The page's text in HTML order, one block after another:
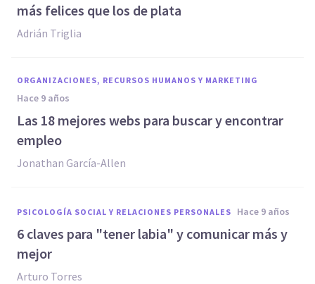
más felices que los de plata
Adrián Triglia
ORGANIZACIONES, RECURSOS HUMANOS Y MARKETING
hace 9 años
Las 18 mejores webs para buscar y encontrar
empleo
Jonathan García-Allen
PSICOLOGÍA SOCIAL Y RELACIONES PERSONALES hace 9 años
6 claves para "tener labia" y comunicar más y
mejor
Arturo Torres